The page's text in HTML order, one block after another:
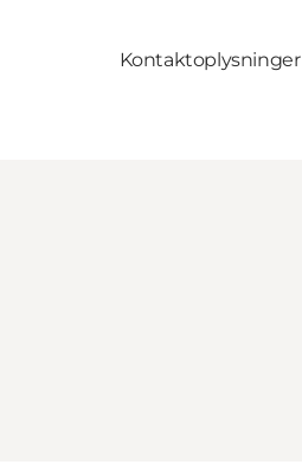
Kontaktoplysninger